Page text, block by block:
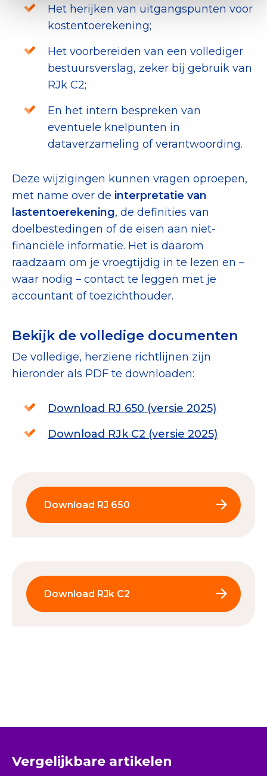
Het herijken van uitgangspunten voor
kostentoerekening;
Het voorbereiden van een vollediger
bestuursverslag, zeker bij gebruik van
RJk C2;
En het intern bespreken van
eventuele knelpunten in
dataverzameling of verantwoording.
Deze wijzigingen kunnen vragen oproepen,
met name over de interpretatie van
lastentoerekening, de definities van
doelbestedingen of de eisen aan niet-
financiële informatie. Het is daarom
raadzaam om je vroegtijdig in te lezen en –
waar nodig – contact te leggen met je
accountant of toezichthouder.
Bekijk de volledige documenten
De volledige, herziene richtlijnen zijn
hieronder als PDF te downloaden:
Download RJ 650 (versie 2025)
Download RJk C2 (versie 2025)
Download RJ 650
Download RJk C2
Vergelijkbare artikelen